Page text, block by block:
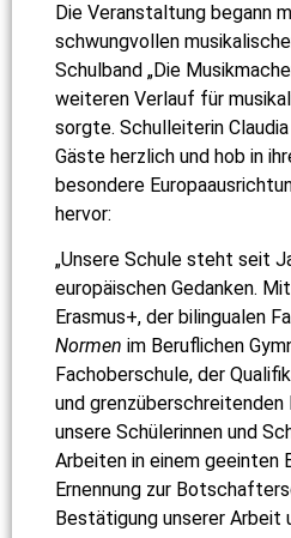
Die Veranstaltung begann
schwungvollen
Schulband „Die
weiteren Verlauf für
sorgte. Schulleiterin
Gäste herzlich und hob in
besondere
hervor:
„Unsere Schule steht seit
europäischen Gedanken.
Erasmus+, der bilingualen
Normen im Beruflichen
Fachoberschule, der
und
unsere Schülerinnen und
Arbeiten in einem geeinten
Ernennung zur
Bestätigung unserer Arbeit